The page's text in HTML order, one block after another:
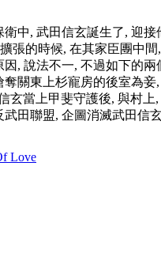
中, 武田信玄誕生了, 迎
的時候, 在其家臣團中
, 說法不一, 不過如下的
關東上杉寵房的後室為
當上甲斐守護後, 與村
田聯盟, 企圖消滅武田
Love